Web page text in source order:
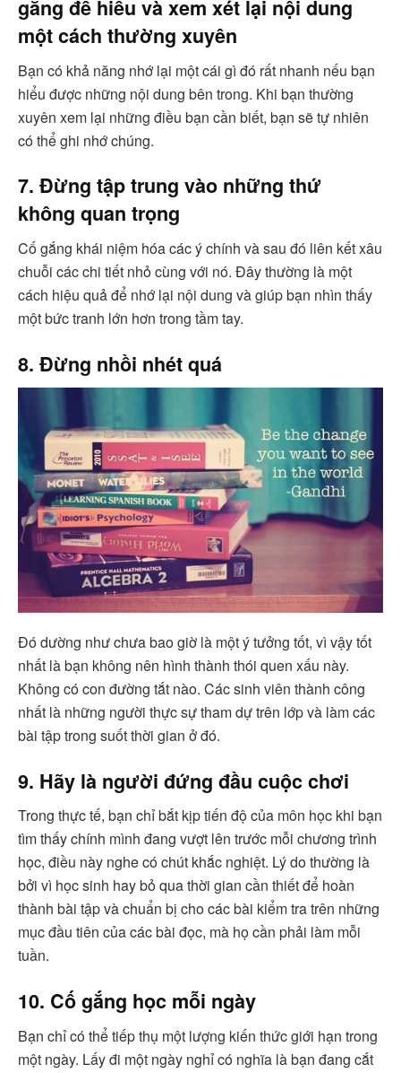
gắng để hiểu và xem xét lại nội dung
một cách thường xuyên
Bạn có khả năng nhớ lại một cái gì đó rất nhanh nếu bạn
hiểu được những nội dung bên trong. Khi bạn thường
xuyên xem lại những điều bạn cần biết, bạn sẽ tự nhiên
có thể ghi nhớ chúng.
7. Đừng tập trung vào những thứ
không quan trọng
Cố gắng khái niệm hóa các ý chính và sau đó liên kết xâu
chuỗi các chi tiết nhỏ cùng với nó. Đây thường là một
cách hiệu quả để nhớ lại nội dung và giúp bạn nhìn thấy
một bức tranh lớn hơn trong tầm tay.
8. Đừng nhồi nhét quá
Đó dường như chưa bao giờ là một ý tưởng tốt, vì vậy tốt
nhất là bạn không nên hình thành thói quen xấu này.
Không có con đường tắt nào. Các sinh viên thành công
nhất là những người thực sự tham dự trên lớp và làm các
bài tập trong suốt thời gian ở đó.
9. Hãy là người đứng đầu cuộc chơi
Trong thực tế, bạn chỉ bắt kịp tiến độ của môn học khi bạn
tìm thấy chính mình đang vượt lên trước mỗi chương trình
học, điều này nghe có chút khắc nghiệt. Lý do thường là
bởi vì học sinh hay bỏ qua thời gian cần thiết để hoàn
thành bài tập và chuẩn bị cho các bài kiểm tra trên những
mục đầu tiên của các bài đọc, mà họ cần phải làm mỗi
tuần.
10. Cố gắng học mỗi ngày
Bạn chỉ có thể tiếp thụ một lượng kiến thức giới hạn trong
một ngày. Lấy đi một ngày nghỉ có nghĩa là bạn đang cắt